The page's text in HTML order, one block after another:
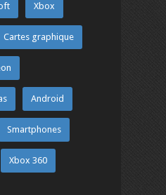
Xbox
Cartes graphique
Android
Smartphones
Xbox 360